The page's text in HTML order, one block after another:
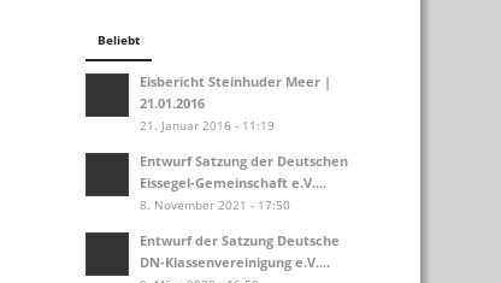
Beliebt
Eisbericht Steinhuder Meer |
21.01.2016
21. Januar 2016 - 11:19
Entwurf Satzung der Deutschen
Eissegel-Gemeinschaft e.V....
8. November 2021 - 17:50
Entwurf der Satzung Deutsche
DN-Klassenvereinigung e.V....